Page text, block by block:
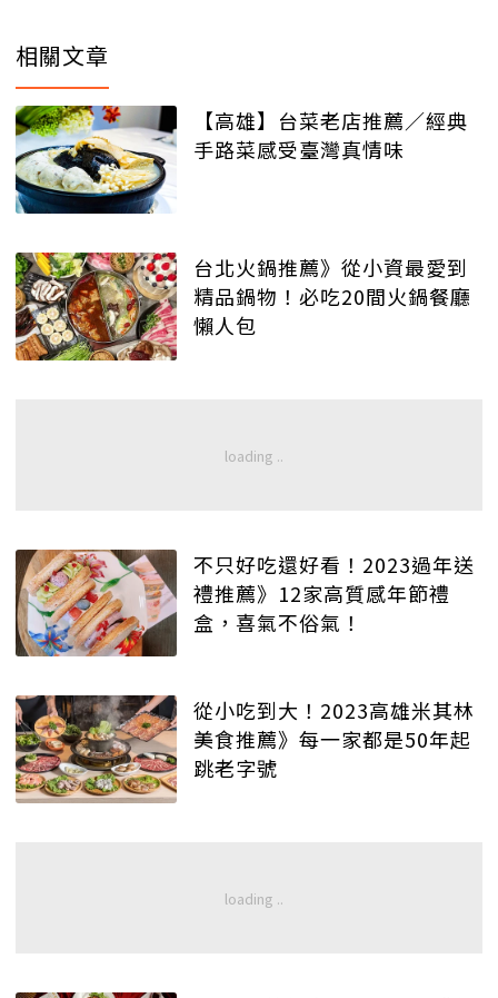
相關文章
【高雄】台菜老店推薦／經典
手路菜感受臺灣真情味
台北火鍋推薦》從小資最愛到
精品鍋物！必吃20間火鍋餐廳
懶人包
不只好吃還好看！2023過年送
禮推薦》12家高質感年節禮
盒，喜氣不俗氣！
從小吃到大！2023高雄米其林
美食推薦》每一家都是50年起
跳老字號